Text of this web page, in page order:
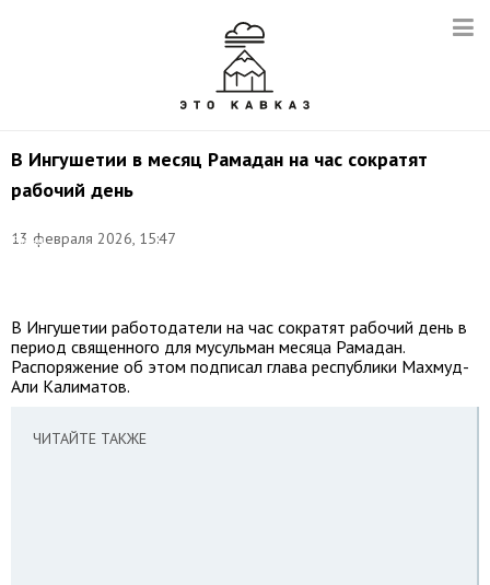
В Ингушетии в месяц Рамадан на час сократят
рабочий день
13 февраля 2026, 15:47
Фото:
Елена
В Ингушетии работодатели на час сократят рабочий день в
период священного для мусульман месяца Рамадан.
Распоряжение об этом подписал глава республики Махмуд-
Али Калиматов.
ЧИТАЙТЕ ТАКЖЕ